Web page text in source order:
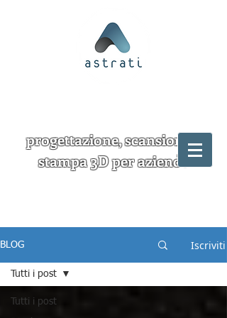
progettazione, scansione e
stampa 3D per aziende
BLOG Iscriviti
Tutti i post
Tutti i post